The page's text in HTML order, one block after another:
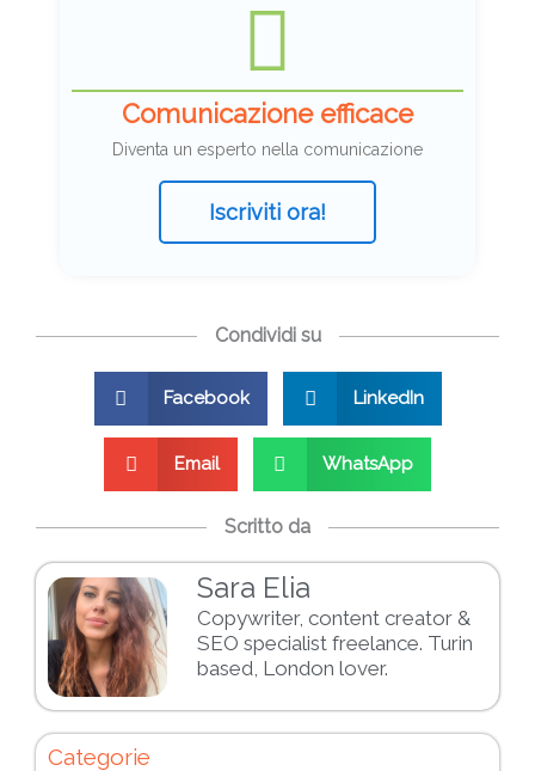
Comunicazione efficace
Diventa un esperto nella comunicazione
Iscriviti ora!
Condividi su
Facebook LinkedIn
Email WhatsApp
Scritto da
Sara Elia
Copywriter, content creator &
SEO specialist freelance. Turin
based, London lover.
Categorie